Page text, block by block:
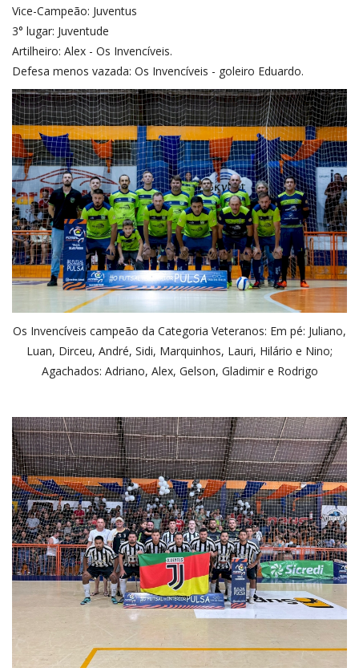
Vice-Campeão: Juventus
3° lugar: Juventude
Artilheiro: Alex - Os Invencíveis.
Defesa menos vazada: Os Invencíveis - goleiro Eduardo.
Os Invencíveis campeão da Categoria Veteranos: Em pé: Juliano,
Luan, Dirceu, André, Sidi, Marquinhos, Lauri, Hilário e Nino;
Agachados: Adriano, Alex, Gelson, Gladimir e Rodrigo